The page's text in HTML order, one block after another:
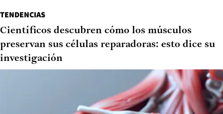
TENDENCIAS
Científicos descubren cómo los músculos
preservan sus células reparadoras: esto dice su
investigación